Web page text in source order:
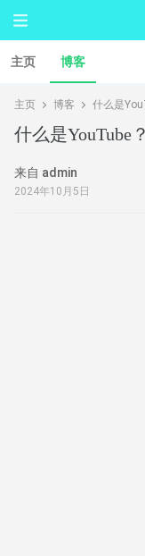
主页 博客
主页 博客 什么是
什么是YouTube
来自 admin
2024年10月5日